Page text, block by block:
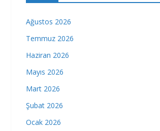
Ağustos 2026
Temmuz 2026
Haziran 2026
Mayıs 2026
Mart 2026
Şubat 2026
Ocak 2026